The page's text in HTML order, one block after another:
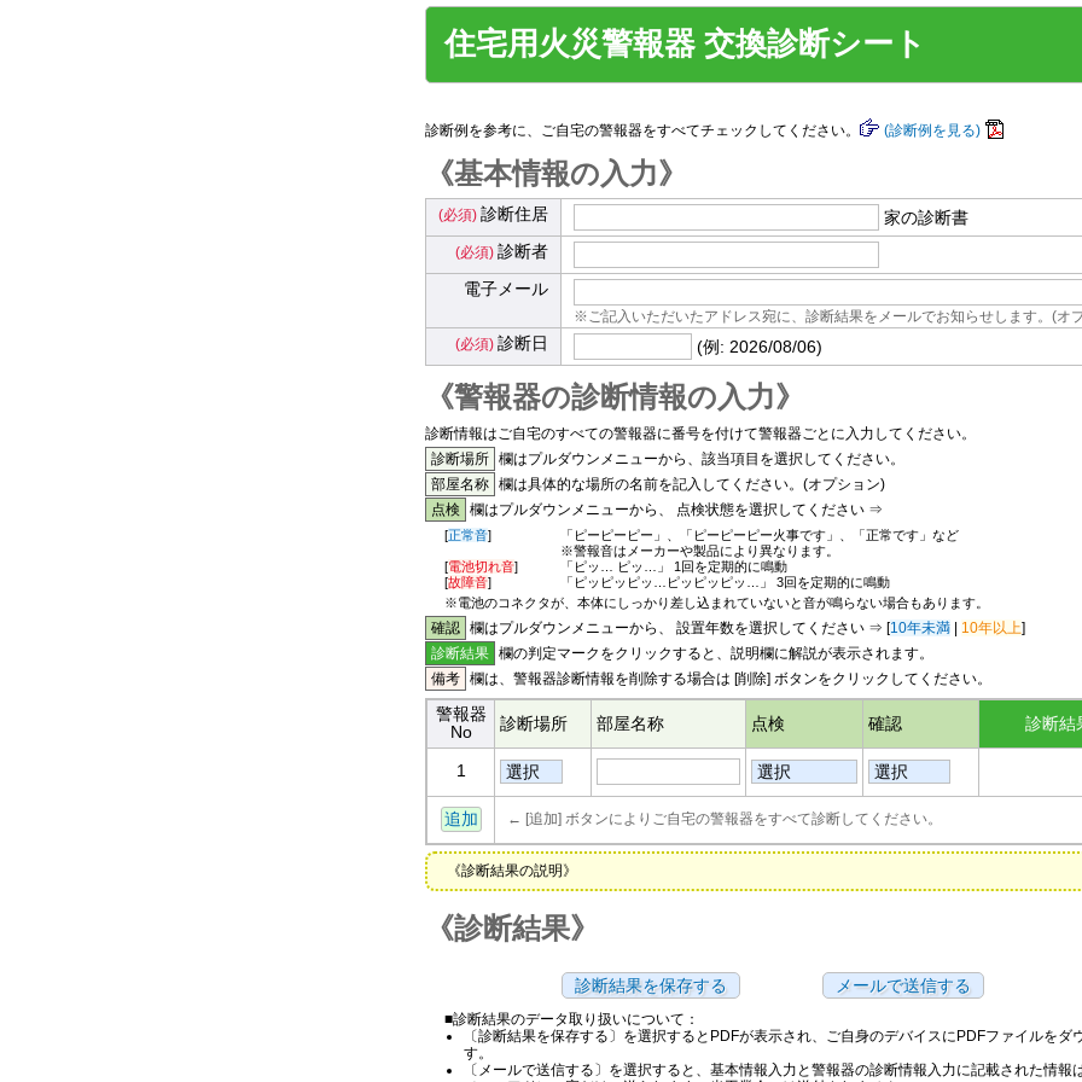
住宅用火災警報器 交換診断シート
診断例を参考に、ご自宅の警報器をすべてチェックしてください。 (診断例を見る)
基本情報の入力
診断住居
家の診断書
診断者
電子メール
※ご記入いただいたアドレス宛に、診断結果をメールでお知らせします。(オ
診断日 (例: 2026/08/06)
警報器の診断情報の入力
診断情報はご自宅のすべての警報器に番号を付けて警報器ごとに入力してください。
診断場所 欄はプルダウンメニューから、該当項目を選択してください。
部屋名称 欄は具体的な場所の名前を記入してください。(オプション)
点検
欄はプルダウンメニューから、 点検状態を選択してください ⇒
[正常音]
「ピーピーピー」、「ピーピーピー火事です」、「正常です」など
※警報音はメーカーや製品により異なります。
[電池切れ音]
「ピッ… ピッ…」 1回を定期的に鳴動
[故障音]
「ピッピッピッ…ピッピッピッ…」 3回を定期的に鳴動
※電池のコネクタが、本体にしっかり差し込まれていないと音が鳴らない場合もあります。
確認 欄はプルダウンメニューから、 設置年数を選択してください ⇒ [10年未満 10年以上]
診断結果 欄の判定マークをクリックすると、説明欄に解説が表示されます。
備考 欄は、警報器診断情報を削除する場合は [削除] ボタンをクリックしてください。
警報器
No
診断場所 部屋名称 点検 確認 診断結
1
追加 ← [追加] ボタンによりご自宅の警報器をすべて診断してください。
《診断結果の説明》
診断結果
診断結果を保存する
■診断結果のデータ取り扱いについて：
〔診断結果を保存する〕を選択するとPDFが表示され、ご自身のデバイスにPDFファイルをダ
す。
〔メールで送信する〕を選択すると、基本情報入力と警報器の診断情報入力に記載された情報